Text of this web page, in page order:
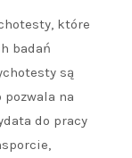
które
badań
są
pozwala na
do pracy